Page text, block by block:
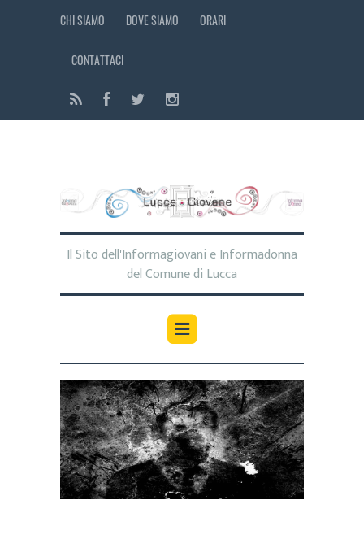
CHI SIAMO DOVE SIAMO ORARI
CONTATTACI
Il Sito dell'Informagiovani e Informadonna
del Comune di Lucca